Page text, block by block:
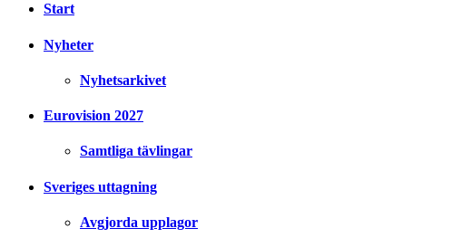
Start
Nyheter
Nyhetsarkivet
Eurovision 2027
Samtliga tävlingar
Sveriges uttagning
Avgjorda upplagor